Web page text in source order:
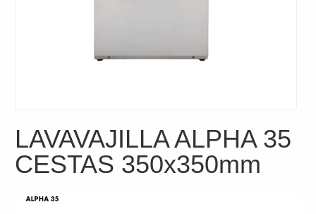
LAVAVAJILLA ALPHA 35
CESTAS 350x350mm